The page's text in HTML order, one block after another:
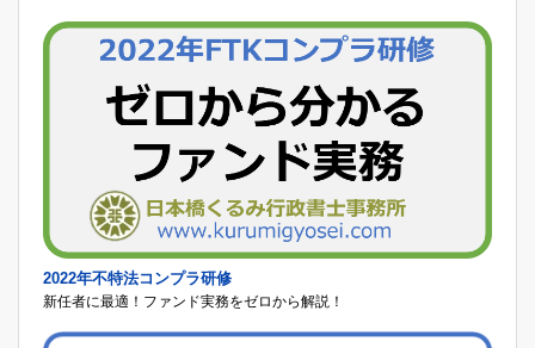
2022年不特法コンプラ研修
新任者に最適！ファンド実務をゼロから解説！